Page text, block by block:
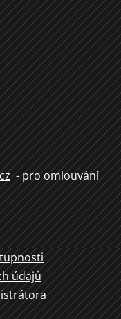
- pro omlouvání
údajů